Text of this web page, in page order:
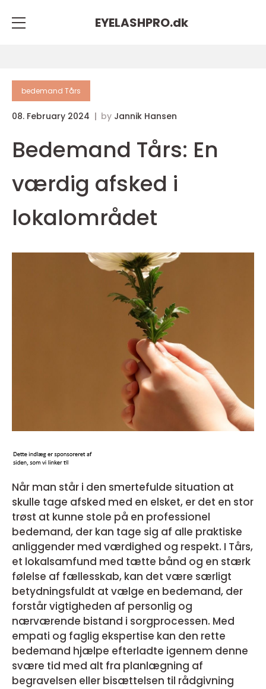
EYELASHPRO.dk
bedemand Tårs
08. February 2024 by Jannik Hansen
Bedemand Tårs: En
værdig afsked i
lokalområdet
Når man står i den smertefulde situation at
skulle tage afsked med en elsket, er det en stor
trøst at kunne stole på en professionel
bedemand, der kan tage sig af alle praktiske
anliggender med værdighed og respekt. I Tårs,
et lokalsamfund med tætte bånd og en stærk
følelse af fællesskab, kan det være særligt
betydningsfuldt at vælge en bedemand, der
forstår vigtigheden af personlig og
nærværende bistand i sorgprocessen. Med
empati og faglig ekspertise kan den rette
bedemand hjælpe efterladte igennem denne
svære tid med alt fra planlægning af
begravelsen eller bisættelsen til rådgivning